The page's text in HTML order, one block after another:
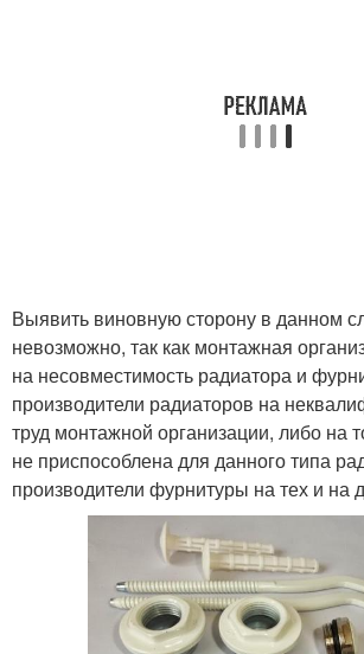
Выявить виновную сторону в данном
невозможно, так как монтажная
на несовместимость радиатора и
производители радиаторов на
труд монтажной организации, либо на
не приспособлена для данного типа
производители фурнитуры на тех и на